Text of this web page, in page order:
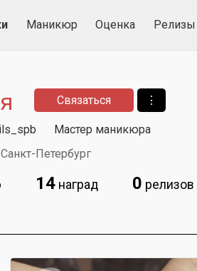
Маникюр Оценка Релизы
Связаться ⋮
Мастер маникюра
Петербург
14наград 0 релизов